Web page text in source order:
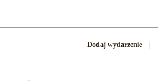
Dodaj wydarzenie